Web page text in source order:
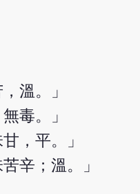
溫。」
毒。」
，平。」
辛；溫。」